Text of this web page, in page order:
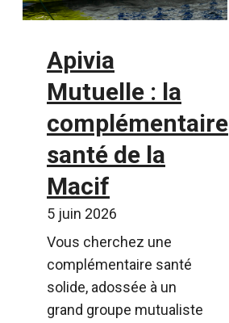
Apivia
Mutuelle : la
complémentaire
santé de la
Macif
5 juin 2026
Vous cherchez une
complémentaire santé
solide, adossée à un
grand groupe mutualiste